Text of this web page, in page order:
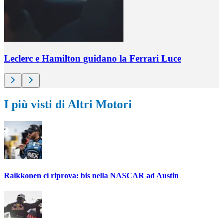
Leclerc e Hamilton guidano la Ferrari Luce
I più visti di Altri Motori
Raikkonen ci riprova: bis nella NASCAR ad Austin